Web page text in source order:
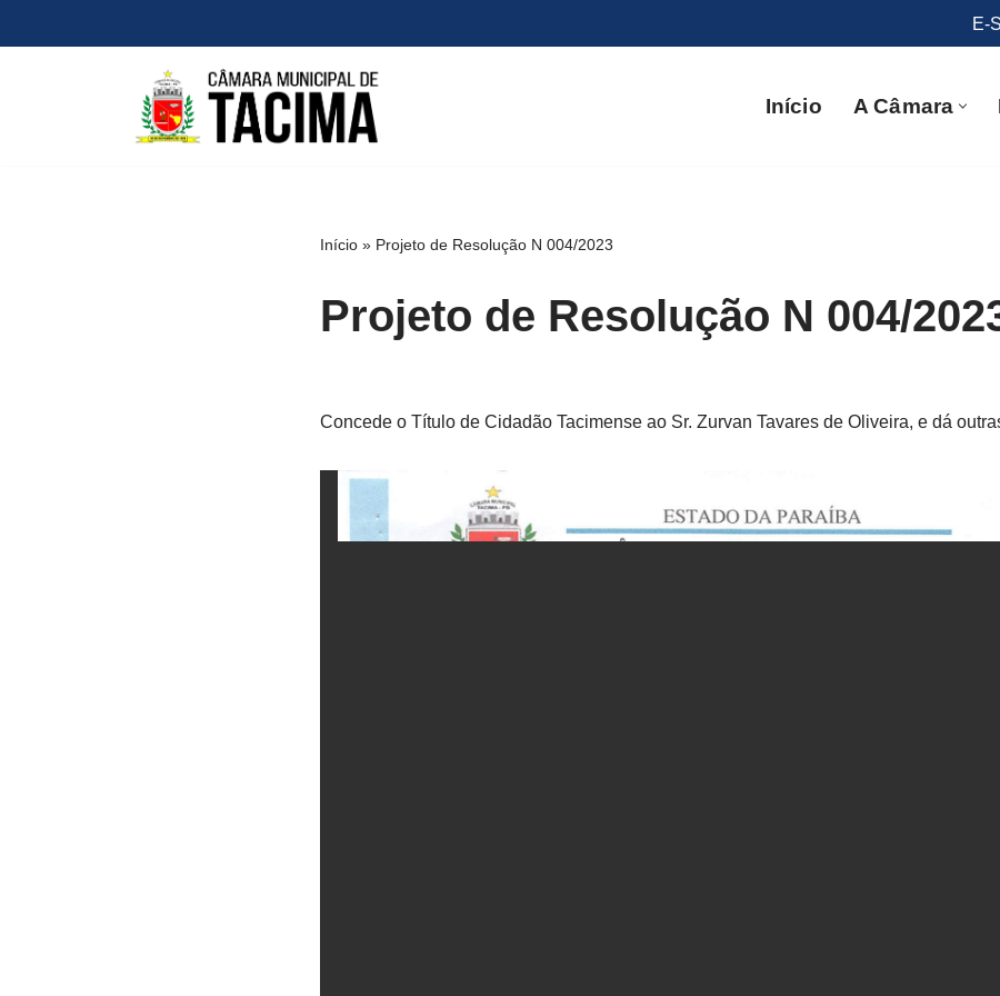
E-
Início A Câmara
Início » Projeto de Resolução N 004/2023
Projeto de Resolução N 004/
Concede o Título de Cidadão Tacimense ao Sr. Zurvan Tavares de Oliveira, e dá